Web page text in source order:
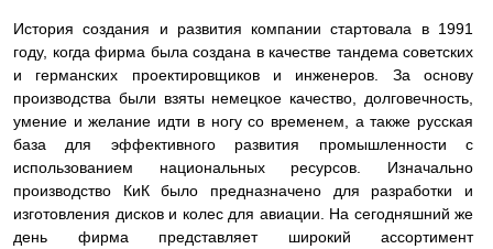
История создания и развития компании стартовала в 1991
году, когда фирма была создана в качестве тандема советских
и германских проектировщиков и инженеров. За основу
производства были взяты немецкое качество, долговечность,
умение и желание идти в ногу со временем, а также русская
база для эффективного развития промышленности с
использованием национальных ресурсов. Изначально
производство КиК было предназначено для разработки и
изготовления дисков и колес для авиации. На сегодняшний же
день фирма представляет широкий ассортимент